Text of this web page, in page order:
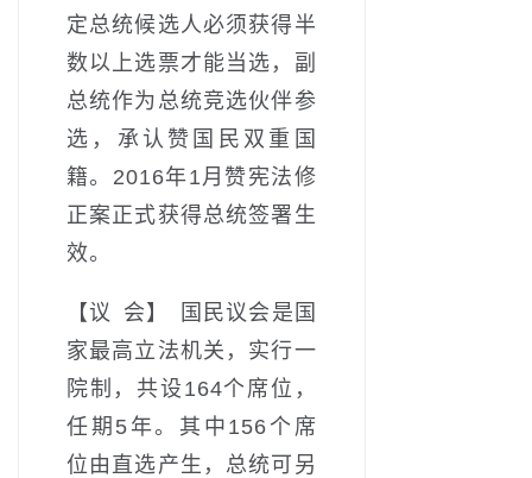
定总统候选人必须获得半
数以上选票才能当选，副
总统作为总统竞选伙伴参
选，承认赞国民双重国
籍。2016年1月赞宪法修
正案正式获得总统签署生
效。
【议 会】 国民议会是国
家最高立法机关，实行一
院制，共设164个席位，
任期5年。其中156个席
位由直选产生，总统可另